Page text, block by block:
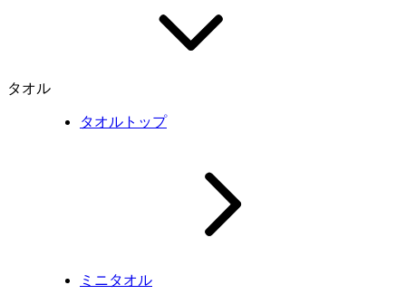
タオル
タオルトップ
ミニタオル